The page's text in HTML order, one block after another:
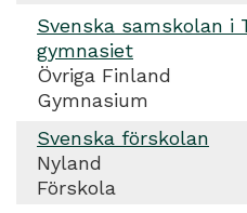
Svenska samskolan i
gymnasiet
Övriga Finland
Gymnasium
Svenska förskolan
Nyland
Förskola